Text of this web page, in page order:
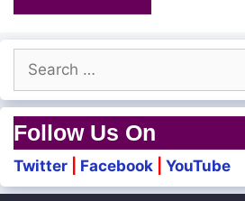
Naan padam pidithen
Thalaianai odu Naan adam
Enn intha maatramoo?
Kaadhala! kaadhala!
Search
for:
Follow Us On
Twitter Facebook YouTube